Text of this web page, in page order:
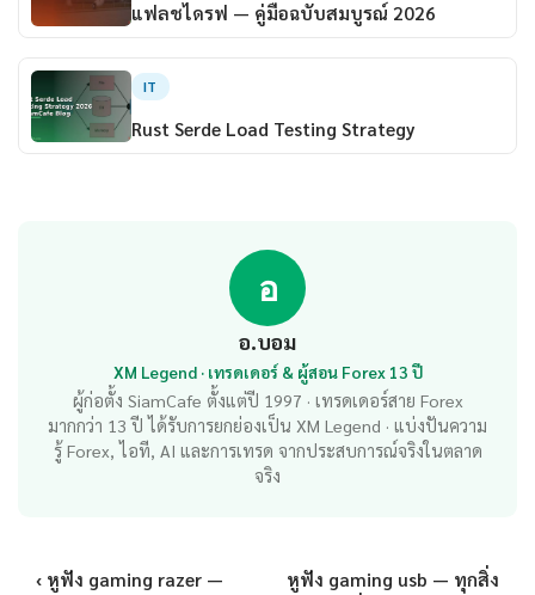
แฟลชไดรฟ — คู่มือฉบับสมบูรณ์ 2026
IT
Rust Serde Load Testing Strategy
อ
อ.บอม
XM Legend · เทรดเดอร์ & ผู้สอน Forex 13 ปี
ผู้ก่อตั้ง SiamCafe ตั้งแต่ปี 1997 · เทรดเดอร์สาย Forex
มากกว่า 13 ปี ได้รับการยกย่องเป็น XM Legend · แบ่งปันความ
รู้ Forex, ไอที, AI และการเทรด จากประสบการณ์จริงในตลาด
จริง
‹ หูฟัง gaming razer —
หูฟัง gaming usb — ทุกสิ่ง